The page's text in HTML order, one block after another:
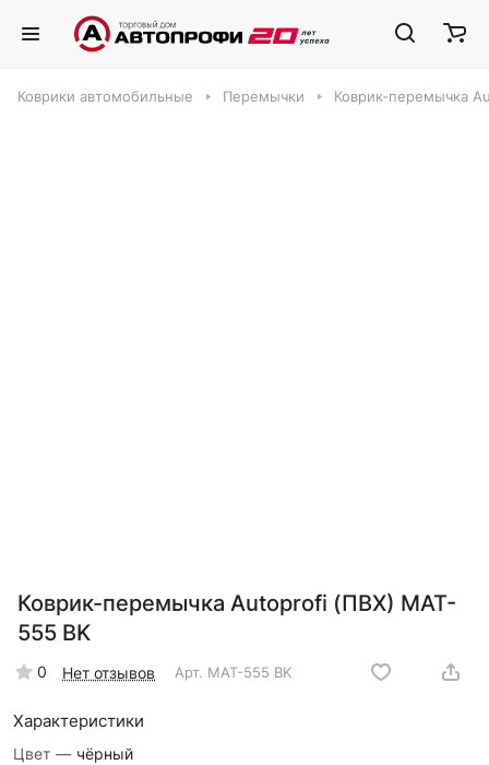
Коврики автомобильные Перемычки Коврик-перемычка
Коврик-перемычка Autoprofi (ПВХ) MAT-
555 BK
0 Нет отзывов Арт. MAT-555 BK
Характеристики
Цвет — чёрный